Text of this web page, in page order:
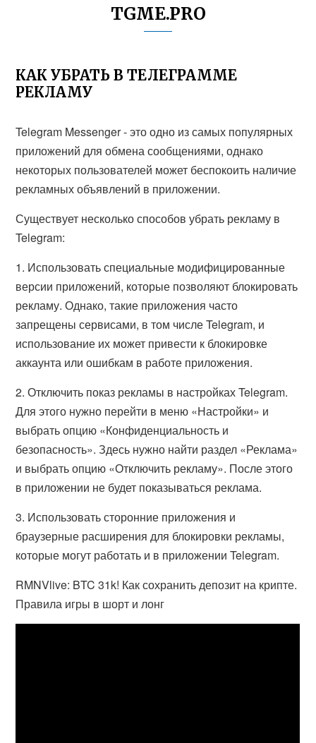
TGME.PRO
КАК УБРАТЬ В ТЕЛЕГРАММЕ
РЕКЛАМУ
Telegram Messenger - это одно из самых популярных
приложений для обмена сообщениями, однако
некоторых пользователей может беспокоить наличие
рекламных объявлений в приложении.
Существует несколько способов убрать рекламу в
Telegram:
1. Использовать специальные модифицированные
версии приложений, которые позволяют блокировать
рекламу. Однако, такие приложения часто
запрещены сервисами, в том числе Telegram, и
использование их может привести к блокировке
аккаунта или ошибкам в работе приложения.
2. Отключить показ рекламы в настройках Telegram.
Для этого нужно перейти в меню «Настройки» и
выбрать опцию «Конфиденциальность и
безопасность». Здесь нужно найти раздел «Реклама»
и выбрать опцию «Отключить рекламу». После этого
в приложении не будет показываться реклама.
3. Использовать сторонние приложения и
браузерные расширения для блокировки рекламы,
которые могут работать и в приложении Telegram.
RMNVlive: BTC 31k! Как сохранить депозит на крипте.
Правила игры в шорт и лонг